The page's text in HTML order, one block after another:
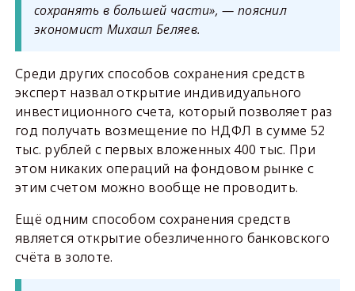
сохранять в большей части», — пояснил
экономист Михаил Беляев.
Среди других способов сохранения средств
эксперт назвал открытие индивидуального
инвестиционного счета, который позволяет раз
год получать возмещение по НДФЛ в сумме 52
тыс. рублей с первых вложенных 400 тыс. При
этом никаких операций на фондовом рынке с
этим счетом можно вообще не проводить.
Ещё одним способом сохранения средств
является открытие обезличенного банковского
счёта в золоте.